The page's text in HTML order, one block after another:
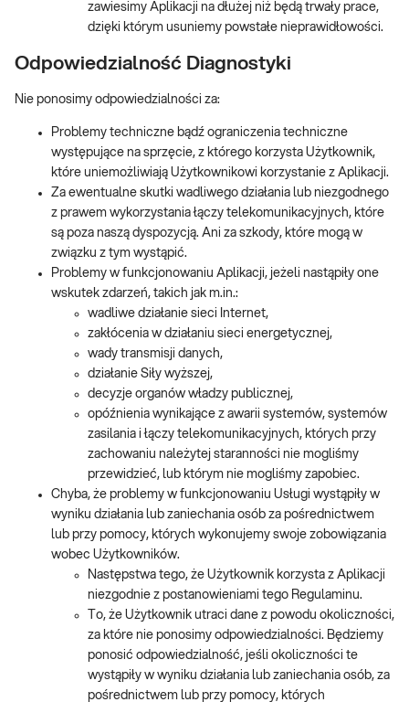
zawiesimy Aplikacji na dłużej niż będą trwały prace,
dzięki którym usuniemy powstałe nieprawidłowości.
Odpowiedzialność Diagnostyki
Nie ponosimy odpowiedzialności za:
Problemy techniczne bądź ograniczenia techniczne
występujące na sprzęcie, z którego korzysta Użytkownik,
które uniemożliwiają Użytkownikowi korzystanie z Aplikacji.
Za ewentualne skutki wadliwego działania lub niezgodnego
z prawem wykorzystania łączy telekomunikacyjnych, które
są poza naszą dyspozycją. Ani za szkody, które mogą w
związku z tym wystąpić.
Problemy w funkcjonowaniu Aplikacji, jeżeli nastąpiły one
wskutek zdarzeń, takich jak m.in.:
wadliwe działanie sieci Internet,
zakłócenia w działaniu sieci energetycznej,
wady transmisji danych,
działanie Siły wyższej,
decyzje organów władzy publicznej,
opóźnienia wynikające z awarii systemów, systemów
zasilania i łączy telekomunikacyjnych, których przy
zachowaniu należytej staranności nie mogliśmy
przewidzieć, lub którym nie mogliśmy zapobiec.
Chyba, że problemy w funkcjonowaniu Usługi wystąpiły w
wyniku działania lub zaniechania osób za pośrednictwem
lub przy pomocy, których wykonujemy swoje zobowiązania
wobec Użytkowników.
Następstwa tego, że Użytkownik korzysta z Aplikacji
niezgodnie z postanowieniami tego Regulaminu.
To, że Użytkownik utraci dane z powodu okoliczności,
za które nie ponosimy odpowiedzialności. Będziemy
ponosić odpowiedzialność, jeśli okoliczności te
wystąpiły w wyniku działania lub zaniechania osób, za
pośrednictwem lub przy pomocy, których